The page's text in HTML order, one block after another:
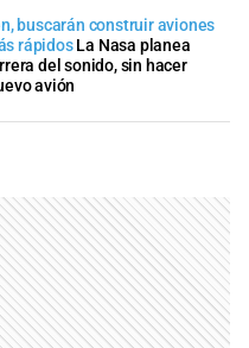
buscarán construir aviones
rápidos La Nasa planea
del sonido, sin hacer
avión